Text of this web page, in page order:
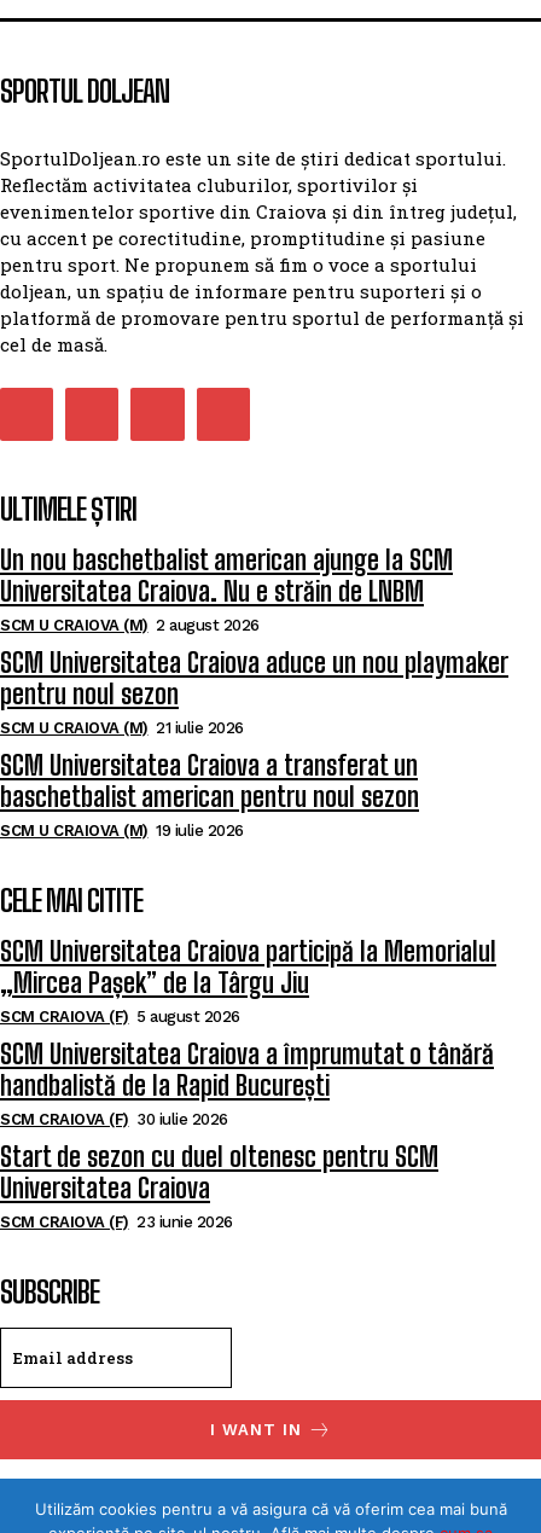
SPORTUL DOLJEAN
SportulDoljean.ro este un site de știri dedicat sportului.
Reflectăm activitatea cluburilor, sportivilor și
evenimentelor sportive din Craiova și din întreg județul,
cu accent pe corectitudine, promptitudine și pasiune
pentru sport. Ne propunem să fim o voce a sportului
doljean, un spațiu de informare pentru suporteri și o
platformă de promovare pentru sportul de performanță și
cel de masă.
ULTIMELE ȘTIRI
Un nou baschetbalist american ajunge la SCM
Universitatea Craiova. Nu e străin de LNBM
SCM U CRAIOVA (M) 2 august 2026
SCM Universitatea Craiova aduce un nou playmaker
pentru noul sezon
SCM U CRAIOVA (M) 21 iulie 2026
SCM Universitatea Craiova a transferat un
baschetbalist american pentru noul sezon
SCM U CRAIOVA (M) 19 iulie 2026
CELE MAI CITITE
SCM Universitatea Craiova participă la Memorialul
„Mircea Pașek” de la Târgu Jiu
SCM CRAIOVA (F) 5 august 2026
SCM Universitatea Craiova a împrumutat o tânără
handbalistă de la Rapid București
SCM CRAIOVA (F) 30 iulie 2026
Start de sezon cu duel oltenesc pentru SCM
Universitatea Craiova
SCM CRAIOVA (F) 23 iunie 2026
SUBSCRIBE
I WANT IN
Utilizăm cookies pentru a vă asigura că vă oferim cea mai bună